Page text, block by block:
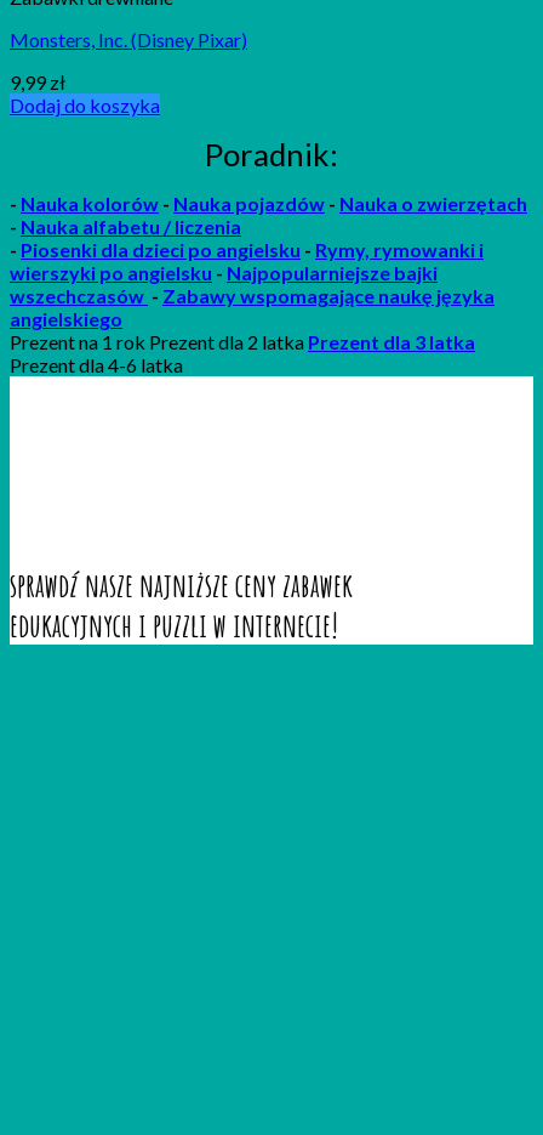
Monsters, Inc. (Disney Pixar)
9,99 zł
Dodaj do koszyka
Poradnik:
- Nauka kolorów - Nauka pojazdów - Nauka o zwierzętach
- Nauka alfabetu / liczenia
- Piosenki dla dzieci po angielsku - Rymy, rymowanki i
wierszyki po angielsku - Najpopularniejsze bajki
wszechczasów - Zabawy wspomagające naukę języka
angielskiego
Prezent na 1 rok Prezent dla 2 latka Prezent dla 3 latka
Prezent dla 4-6 latka
sprawdź nasze najniższe ceny zabawek
edukacyjnych i puzzli w internecie!